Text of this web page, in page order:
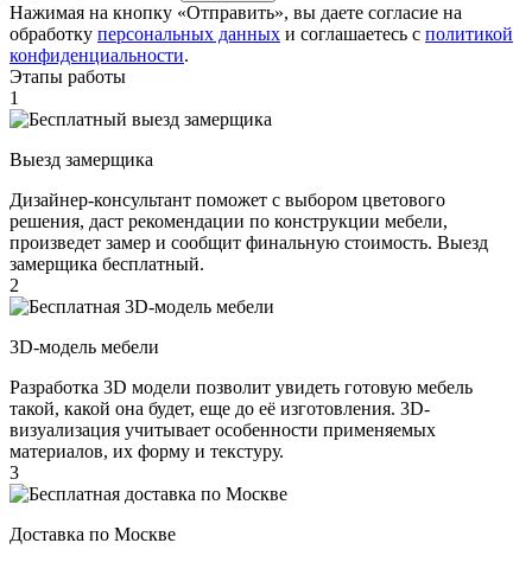
Нажимая на кнопку «Отправить», вы даете согласие на
обработку персональных данных ​ и соглашаетесь c политикой
конфиденциальности.
Этапы работы
1
Выезд замерщика
Дизайнер-консультант поможет с выбором цветового
решения, даст рекомендации по конструкции мебели,
произведет замер и сообщит финальную стоимость. Выезд
замерщика бесплатный.
2
3D-модель мебели
Разработка 3D модели позволит увидеть готовую мебель
такой, какой она будет, еще до её изготовления. 3D-
визуализация учитывает особенности применяемых
материалов, их форму и текстуру.
3
Доставка по Москве